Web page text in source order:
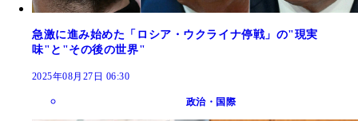
急激に進み始めた「ロシア・ウクライナ停戦」の"現実
味"と"その後の世界"
2025年08月27日 06:30
政治・国際